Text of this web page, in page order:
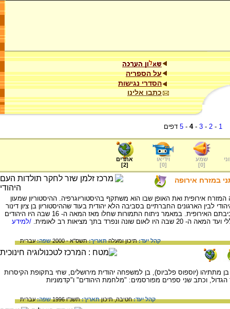
על הספריה
הסדרי נגישות
כתבו אלינו
1
-
2
-
3
-
4
-
5 דפים
שמע
[
0
]
וידיאו
[
0
]
אתרים
[
2
]
במזרח אירופה
אירופית ואת האופן שבו הוא משתקף בהיסטוריוגרפיה. ההיסטוריון שמעון
לבין הארגונים החברתיים בסביבה הלא יהודית בעוד שההיסטוריון בן ציון דינור
הבליט את השוני והזרות שבין היהודים לבין סביבתם האירופית. במאמר ניתוח התמורות שחלו מאז המאה ה- 16 שבה היו היהודים
בתך מציאות רב לאומית.
/למידע
קהל יעד:תיכון ומעלהתאריך:תשס"א - 2000 שפה:עברית
בן מתתיהו (יוספוס פלביוס), בן למשפחה יהודית מירושלים, שחי בתקופת הקיסרות
וכתב שני ספרים מפורסמים: "מלחמת היהודים" ו"קדמוניות
קהל יעד:חטיבה,תיכוןתאריך:תשנ"ו 1996 שפה:עברית